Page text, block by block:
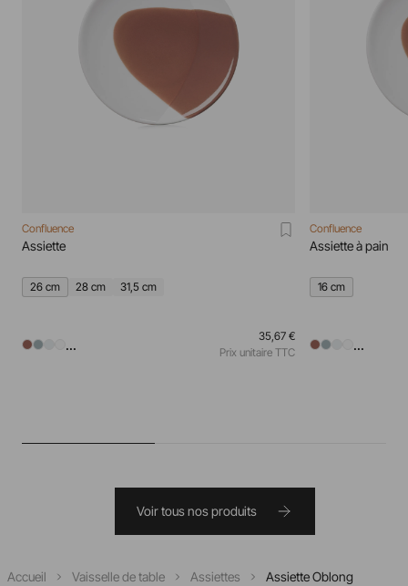
Confluence
Assiette
26 cm 28 cm 31,5 cm
...
35,67 €
Prix unitaire TTC
Confluence
Assiette à pain
16 cm
...
Voir tous nos produits
Accueil Vaisselle de table Assiettes Assiette Oblong